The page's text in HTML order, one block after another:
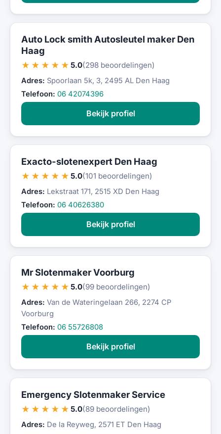
Auto Lock smith Autosleutel maker Den
Haag
★★★★★ 5.0(298 beoordelingen)
Adres: Spoorlaan 5k, 3, 2495 AL Den Haag
Telefoon: 06 42074396
Bekijk profiel
Exacto-slotenexpert Den Haag
★★★★★ 5.0(101 beoordelingen)
Adres: Lekstraat 171, 2515 XD Den Haag
Telefoon: 06 40626380
Bekijk profiel
Mr Slotenmaker Voorburg
★★★★★ 5.0(99 beoordelingen)
Adres: Van de Wateringelaan 266, 2274 CP
Voorburg
Telefoon: 06 55726808
Bekijk profiel
Emergency Slotenmaker Service
★★★★★ 5.0(89 beoordelingen)
Adres: De la Reyweg, 2571 ET Den Haag